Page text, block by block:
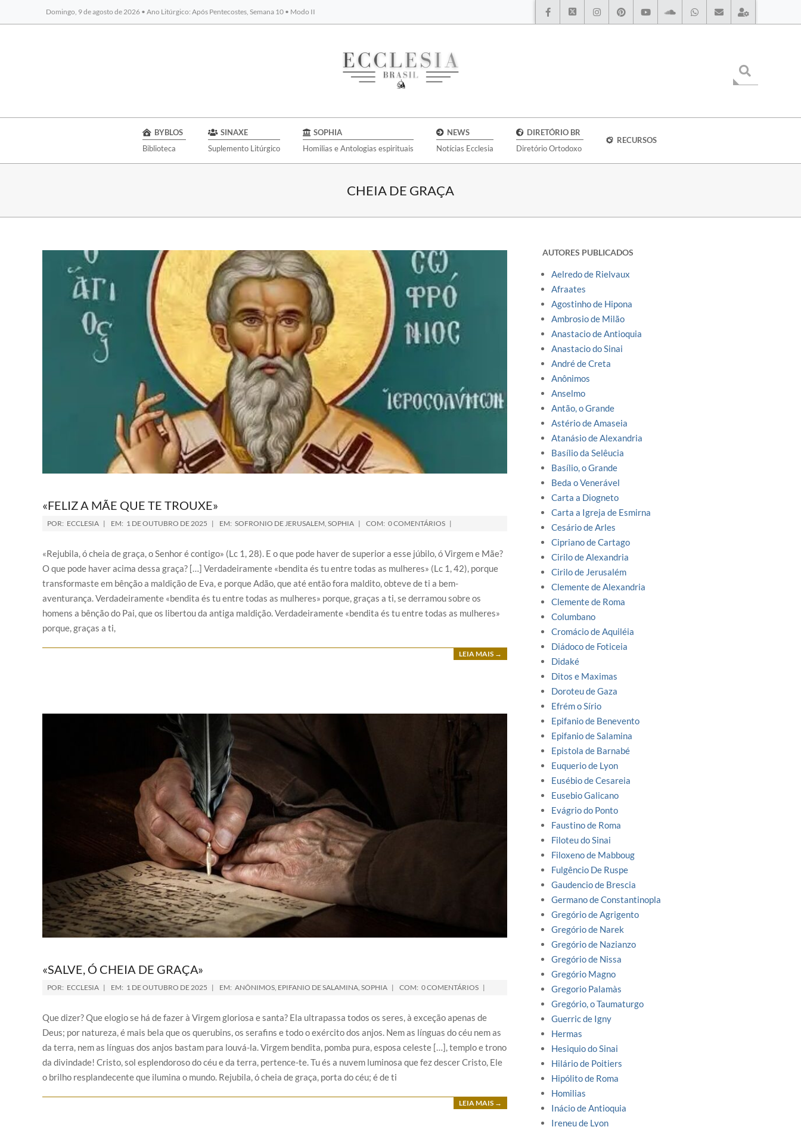
Domingo, 9 de agosto de 2026 • Ano Litúrgico: Após Pentecostes, Semana 10 • Modo II
BYBLOS
BYBLOS
Biblioteca
SINAXE
Suplemento Litúrgico
SOPHIA
Homilias e Antologias espirituais
NEWS
Notícias Ecclesia
DIRETÓRIO BR
Diretório Ortodoxo
RECURSOS
CHEIA DE GRAÇA
«FELIZ A MÃE QUE TE TROUXE»
POR: ECCLESIA EM: 1 DE OUTUBRO DE 2025 EM: SOFRONIO DE JERUSALEM, SOPHIA COM: 0 COMENTÁRIOS
«Rejubila, ó cheia de graça, o Senhor é contigo» (Lc 1, 28). E o que pode haver de superior a esse júbilo, ó Virgem e Mãe?
O que pode haver acima dessa graça? […] Verdadeiramente «bendita és tu entre todas as mulheres» (Lc 1, 42), porque
transformaste em bênção a maldição de Eva, e porque Adão, que até então fora maldito, obteve de ti a bem-
aventurança. Verdadeiramente «bendita és tu entre todas as mulheres» porque, graças a ti, se derramou sobre os
homens a bênção do Pai, que os libertou da antiga maldição. Verdadeiramente «bendita és tu entre todas as mulheres»
porque, graças a ti,
LEIA MAIS →
«SALVE, Ó CHEIA DE GRAÇA»
POR: ECCLESIA EM: 1 DE OUTUBRO DE 2025 EM: ANÔNIMOS EPIFANIO DE SALAMINA SOPHIA COM: 0 COMENTÁRIOS
Que dizer? Que elogio se há de fazer à Virgem gloriosa e santa? Ela ultrapassa todos os seres, à exceção apenas de
Deus; por natureza, é mais bela que os querubins, os serafins e todo o exército dos anjos. Nem as línguas do céu nem as
da terra, nem as línguas dos anjos bastam para louvá-la. Virgem bendita, pomba pura, esposa celeste […], templo e trono
da divindade! Cristo, sol esplendoroso do céu e da terra, pertence-te. Tu és a nuvem luminosa que fez descer Cristo, Ele
o brilho resplandecente que ilumina o mundo. Rejubila, ó cheia de graça, porta do céu; é de ti
LEIA MAIS →
AUTORES PUBLICADOS
Aelredo de Rielvaux
Afraates
Agostinho de Hipona
Ambrosio de Milão
Anastacio de Antioquia
Anastacio do Sinai
André de Creta
Anônimos
Anselmo
Antão, o Grande
Astério de Amaseia
Atanásio de Alexandria
Basílio da Selêucia
Basílio, o Grande
Beda o Venerável
Carta a Diogneto
Carta a Igreja de Esmirna
Cesário de Arles
Cipriano de Cartago
Cirilo de Alexandria
Cirilo de Jerusalém
Clemente de Alexandria
Clemente de Roma
Columbano
Cromácio de Aquiléia
Diádoco de Foticeia
Didaké
Ditos e Maximas
Doroteu de Gaza
Efrém o Sírio
Epifanio de Benevento
Epifanio de Salamina
Epistola de Barnabé
Euquerio de Lyon
Eusébio de Cesareia
Eusebio Galicano
Evágrio do Ponto
Faustino de Roma
Filoteu do Sinai
Filoxeno de Mabboug
Fulgêncio De Ruspe
Gaudencio de Brescia
Germano de Constantinopla
Gregório de Agrigento
Gregório de Narek
Gregório de Nazianzo
Gregório de Nissa
Gregório Magno
Gregorio Palamàs
Gregório, o Taumaturgo
Guerric de Igny
Hermas
Hesiquio do Sinai
Hilário de Poitiers
Hipólito de Roma
Homilias
Inácio de Antioquia
Ireneu de Lyon